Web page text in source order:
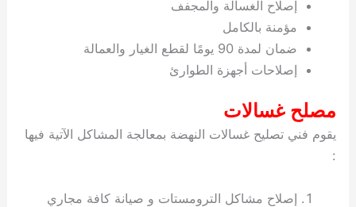
إصلاح الغسالة والمجفف
مؤمنة بالكامل
ضمان لمدة 90 يومًا لقطع الغيار والعمالة
إصلاحات أجهزة الطوارئ
مصلح غسالات
يقوم فني تصليح غسالات النهضة بمعالجة المشاكل الآتية فيها
:
إصلاح مشاكل الترومستات و صيانة كافة مجاري